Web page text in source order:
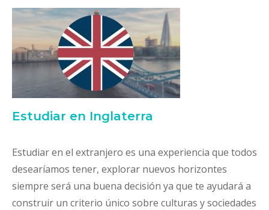
Estudiar en Inglaterra
Estudiar en el extranjero es una experiencia que todos
desearíamos tener, explorar nuevos horizontes
siempre será una buena decisión ya que te ayudará a
construir un criterio único sobre culturas y sociedades